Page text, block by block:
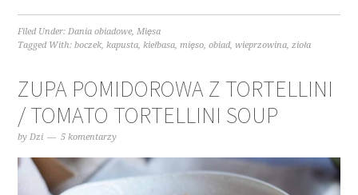
Filed Under:Dania obiadowe,Mięsa
Tagged With:boczek,kapusta,kiełbasa,mięso,obiad,wieprzowina,zioła
ZUPA POMIDOROWA Z TORTELLINI
/ TOMATO TORTELLINI SOUP
byDzi 5 komentarzy